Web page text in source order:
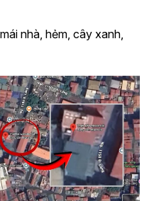
nhà, hẻm, cây xanh,